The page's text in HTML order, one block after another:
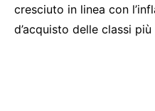
cresciuto in linea con
d’acquisto delle classi